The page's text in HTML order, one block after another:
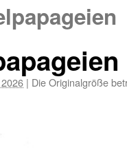
| Die Originalgröße